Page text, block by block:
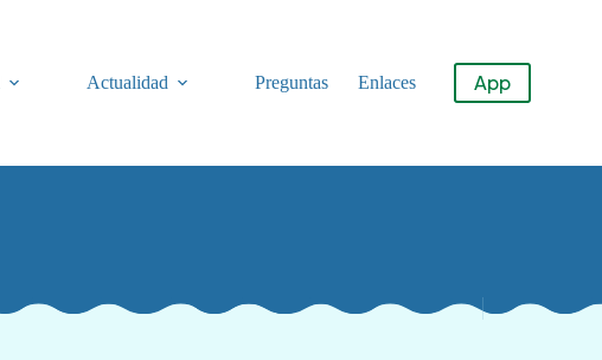
Actualidad Preguntas Enlaces App